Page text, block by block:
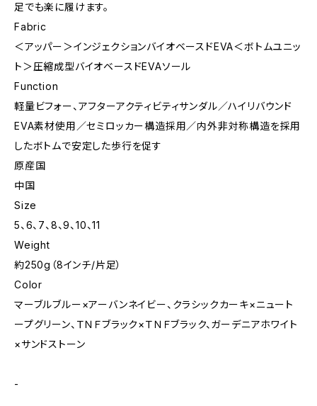
足でも楽に履けます。
Fabric
＜アッパー＞インジェクションバイオベースドEVA＜ボトムユニッ
ト＞圧縮成型バイオベースドEVAソール
Function
軽量ビフォー、アフターアクティビティサンダル／ハイリバウンド
EVA素材使用／セミロッカー構造採用／内外非対称構造を採用
したボトムで安定した歩行を促す
原産国
中国
Size
5、6、7、8、9、10、11
Weight
約250g（8インチ/片足）
Color
マーブルブルー×アーバンネイビー、クラシックカーキ×ニュート
ープグリーン、ＴＮＦブラック×ＴＮＦブラック、ガーデニアホワイト
×サンドストーン
-